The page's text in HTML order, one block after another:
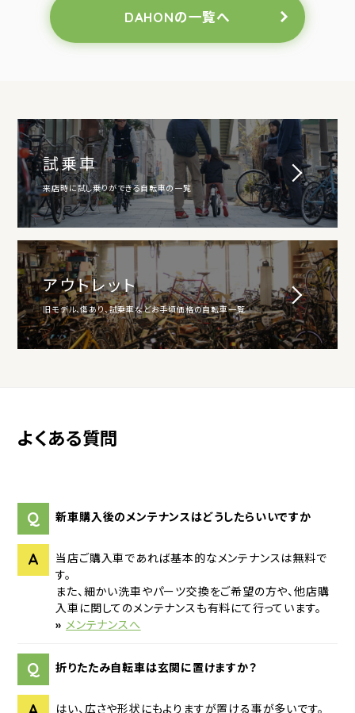
DAHONの一覧へ
試乗車
来店時に試し乗りができる自転車の一覧
アウトレット
旧モデル、傷あり、試乗車などお手頃価格の自転車一覧
よくある質問
Q 新車購入後のメンテナンスはどうしたらいいですか
A
当店ご購入車であれば基本的なメンテナンスは無料で
す。
また、細かい洗車やパーツ交換をご希望の方や、他店購
入車に関してのメンテナンスも有料にて行っています。
» メンテナンスへ
Q 折りたたみ自転車は玄関に置けますか？
はい、広さや形状にもよりますが置ける事が多いです。